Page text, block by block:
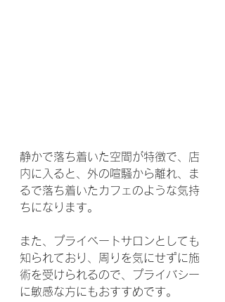
静かで落ち着いた空間が特徴で、店
内に入ると、外の喧騒から離れ、ま
るで落ち着いたカフェのような気持
ちになります。
また、プライベートサロンとしても
知られており、周りを気にせずに施
術を受けられるので、プライバシー
に敏感な方にもおすすめです。